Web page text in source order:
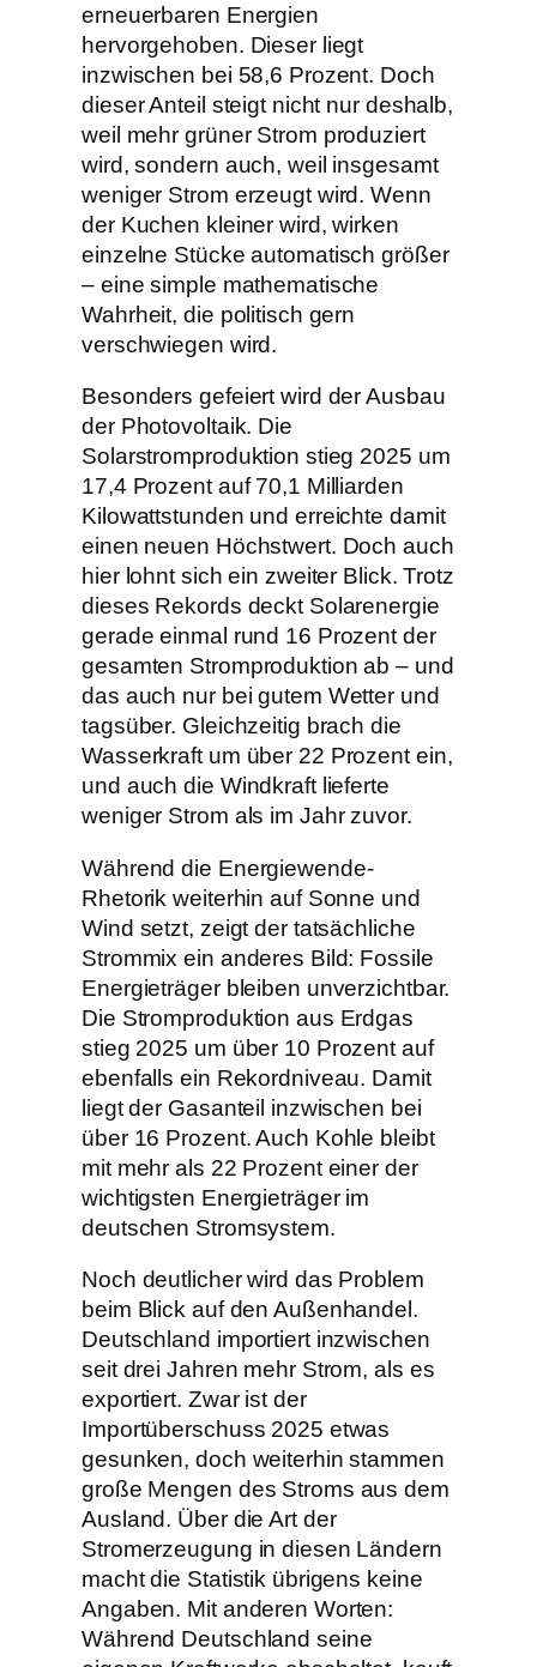
erneuerbaren Energien
hervorgehoben. Dieser liegt
inzwischen bei 58,6 Prozent. Doch
dieser Anteil steigt nicht nur deshalb,
weil mehr grüner Strom produziert
wird, sondern auch, weil insgesamt
weniger Strom erzeugt wird. Wenn
der Kuchen kleiner wird, wirken
einzelne Stücke automatisch größer
– eine simple mathematische
Wahrheit, die politisch gern
verschwiegen wird.
Besonders gefeiert wird der Ausbau
der Photovoltaik. Die
Solarstromproduktion stieg 2025 um
17,4 Prozent auf 70,1 Milliarden
Kilowattstunden und erreichte damit
einen neuen Höchstwert. Doch auch
hier lohnt sich ein zweiter Blick. Trotz
dieses Rekords deckt Solarenergie
gerade einmal rund 16 Prozent der
gesamten Stromproduktion ab – und
das auch nur bei gutem Wetter und
tagsüber. Gleichzeitig brach die
Wasserkraft um über 22 Prozent ein,
und auch die Windkraft lieferte
weniger Strom als im Jahr zuvor.
Während die Energiewende-
Rhetorik weiterhin auf Sonne und
Wind setzt, zeigt der tatsächliche
Strommix ein anderes Bild: Fossile
Energieträger bleiben unverzichtbar.
Die Stromproduktion aus Erdgas
stieg 2025 um über 10 Prozent auf
ebenfalls ein Rekordniveau. Damit
liegt der Gasanteil inzwischen bei
über 16 Prozent. Auch Kohle bleibt
mit mehr als 22 Prozent einer der
wichtigsten Energieträger im
deutschen Stromsystem.
Noch deutlicher wird das Problem
beim Blick auf den Außenhandel.
Deutschland importiert inzwischen
seit drei Jahren mehr Strom, als es
exportiert. Zwar ist der
Importüberschuss 2025 etwas
gesunken, doch weiterhin stammen
große Mengen des Stroms aus dem
Ausland. Über die Art der
Stromerzeugung in diesen Ländern
macht die Statistik übrigens keine
Angaben. Mit anderen Worten:
Während Deutschland seine